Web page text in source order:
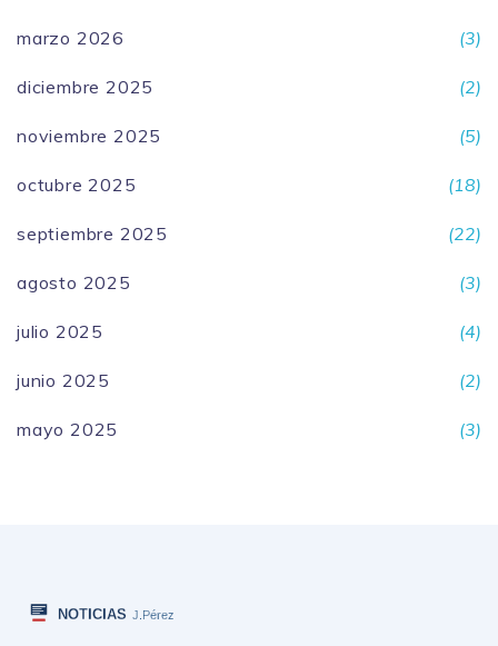
marzo 2026 (3)
diciembre 2025 (2)
noviembre 2025 (5)
octubre 2025 (18)
septiembre 2025 (22)
agosto 2025 (3)
julio 2025 (4)
junio 2025 (2)
mayo 2025 (3)